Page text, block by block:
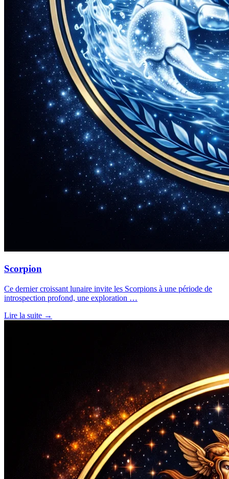
Scorpion
Ce dernier croissant lunaire invite les Scorpions à une période de
introspection profond, une exploration …
Lire la suite →